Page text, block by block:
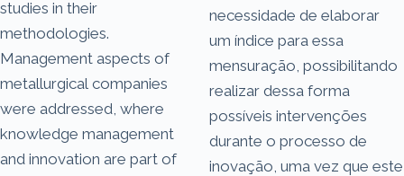
studies in their
methodologies.
Management aspects of
metallurgical companies
were addressed, where
knowledge management
and innovation are part of
necessidade de elaborar
um índice para essa
mensuração, possibilitando
realizar dessa forma
possíveis intervenções
durante o processo de
inovação, uma vez que este